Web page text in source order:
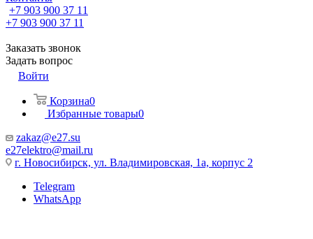
+7 903 900 37 11
+7 903 900 37 11
Заказать звонок
Задать вопрос
Войти
Корзина0
Избранные товары0
zakaz@e27.su
e27elektro@mail.ru
г. Новосибирск, ул. Владимировская, 1а, корпус 2
Telegram
WhatsApp